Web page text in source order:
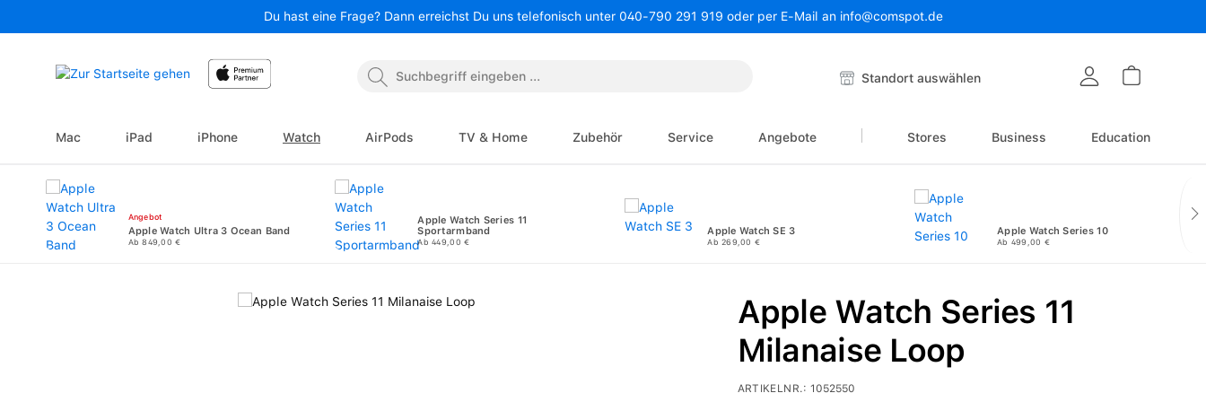
Du hast eine Frage? Dann erreichst Du uns telefonisch unter 040-790 291 919 oder per E-Mail an info@comspot.de
Standort auswählen
Mac iPad iPhone Watch AirPods TV & Home Zubehör Service Angebote Stores Business Education
Angebot
Apple Watch Ultra 3 Ocean Band
Ab 849,00 €
Apple Watch Series 11
Sportarmband
Ab 449,00 €
Apple Watch SE 3
Ab 269,00 €
Apple Watch Series 10
Ab 499,00 €
Apple Watch Series 11
Milanaise Loop
ARTIKELNR.: 1052550